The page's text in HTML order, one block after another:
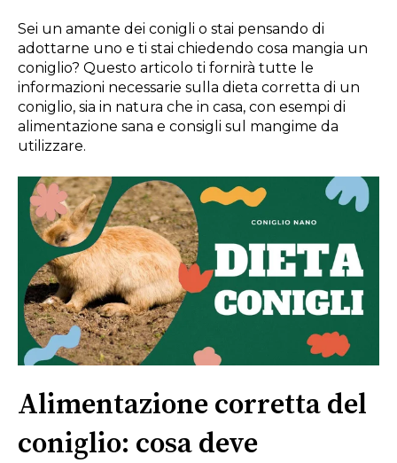
Sei un amante dei conigli o stai pensando di
adottarne uno e ti stai chiedendo cosa mangia un
coniglio? Questo articolo ti fornirà tutte le
informazioni necessarie sulla dieta corretta di un
coniglio, sia in natura che in casa, con esempi di
alimentazione sana e consigli sul mangime da
utilizzare.
Alimentazione corretta del
coniglio: cosa deve